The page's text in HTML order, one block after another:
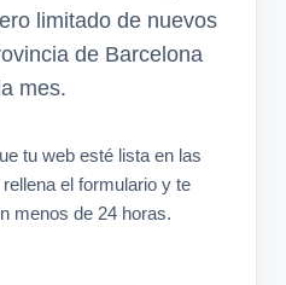
limitado de nuevos
de Barcelona
mes.
tu web esté lista en las
el formulario y te
menos de 24 horas.